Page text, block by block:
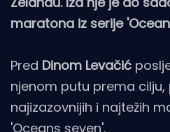
maratona iz serije
Pred Dinom Levačić
njenom putu prema
najizazovnijih i najtežih
'Oceans seven'.